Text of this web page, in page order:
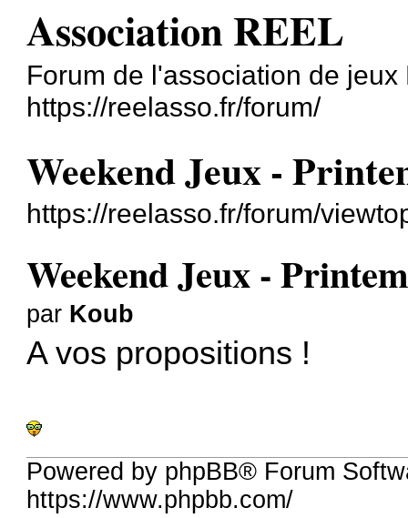
Association REEL
Forum de l'association de jeux
https://reelasso.fr/forum/
Weekend Jeux -
https://reelasso.fr/forum/
Weekend Jeux -
par Koub
A vos propositions !
Powered by phpBB® Forum
https://www.phpbb.com/